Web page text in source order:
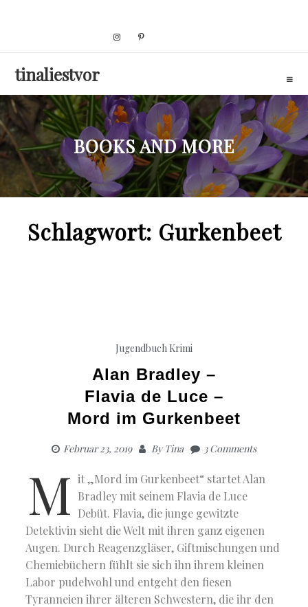
tinaliestvor
BOOKS AND MORE
Schlagwort: Gurkenbeet
Jugendbuch Krimi
Alan Bradley –
Flavia de Luce –
Mord im Gurkenbeet
Februar 23, 2019 ByTina 3 Comments
M it „Mord im Gurkenbeet“ startet Alan
Bradley mit seinem Flavia de Luce
Debüt. Flavia, die junge gewitzte
Detektivin sieht die Welt mit ihren ganz eigenen
Augen. Durch Reagenzgläser, Giftmischungen und
Chemiebüchern fühlt sie sich ihn ihrem kleinen
Labor pudelwohl und entgeht den fiesen
Tyranneien ihrer älteren Schwestern, die ihr den